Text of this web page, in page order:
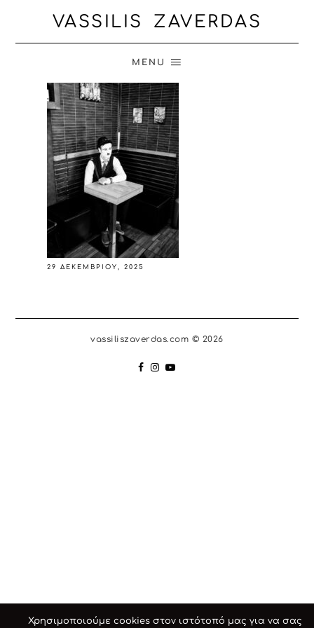
VASSILIS ZAVERDAS
MENU
29 ΔΕΚΕΜΒΡΊΟΥ, 2025
vassiliszaverdas.com © 2026
Χρησιμοποιούμε cookies στον ιστότοπό μας για να σας